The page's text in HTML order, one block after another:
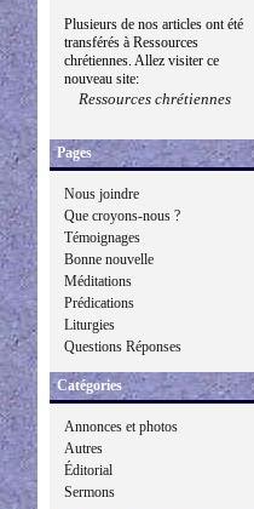
Plusieurs de nos articles ont été
transférés à Ressources
chrétiennes. Allez visiter ce
nouveau site:
Ressources chrétiennes
Pages
Nous joindre
Que croyons-nous ?
Témoignages
Bonne nouvelle
Méditations
Prédications
Liturgies
Questions Réponses
Catégories
Annonces et photos
Autres
Éditorial
Sermons